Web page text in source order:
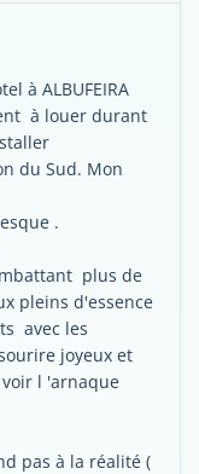
à ALBUFEIRA
à louer durant
du Sud. Mon
.
plus de
pleins d'essence
avec les
joyeux et
l 'arnaque
pas à la réalité (